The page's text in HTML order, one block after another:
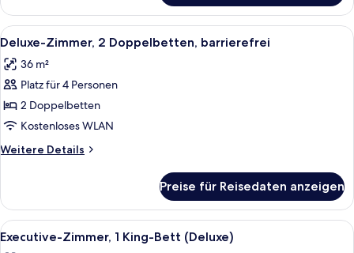
Zimmer,
2 Doppelbetten,
barrierefrei
Alle
Fotos
für
Deluxe-
Zimmer,
2 Doppelbetten,
barrierefrei
anzeigen
Ein Hotelzimmer mit Glastisch,
8
Deluxe-Zimmer, 2 Doppelbetten, barrierefrei
36 m²
Platz für 4 Personen
2 Doppelbetten
Kostenloses WLAN
Weitere Details
Weitere
Zimmer,
2 Doppelbetten,
barrierefrei
Preise für Reisedaten anzeigen
Alle
Fotos
Ein Hotelzimmer mit Glastisch,
10
Executive-Zimmer, 1 King-Bett (Deluxe)